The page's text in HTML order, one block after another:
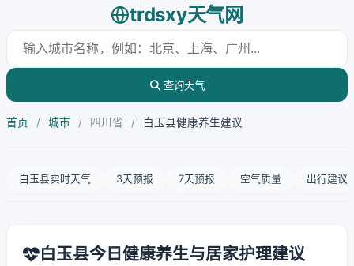
trdsxy天气网
查询天气
首页 / 城市 / 四川省 / 白玉县健康养生建议
白玉县实时天气 3天预报 7天预报 空气质量 出行建议
白玉县今日健康养生与居家护理建议